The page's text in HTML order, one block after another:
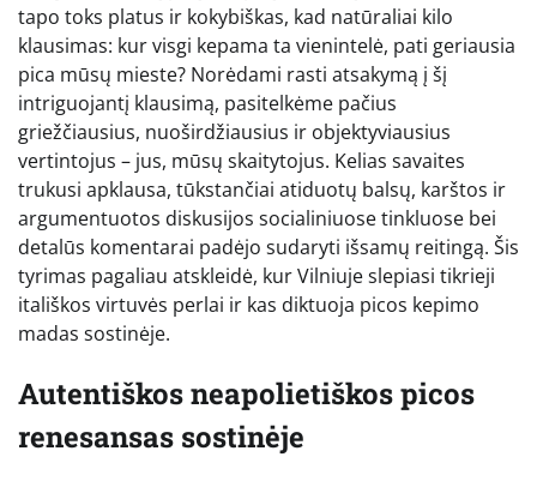
tapo toks platus ir kokybiškas, kad natūraliai kilo
klausimas: kur visgi kepama ta vienintelė, pati geriausia
pica mūsų mieste? Norėdami rasti atsakymą į šį
intriguojantį klausimą, pasitelkėme pačius
griežčiausius, nuoširdžiausius ir objektyviausius
vertintojus – jus, mūsų skaitytojus. Kelias savaites
trukusi apklausa, tūkstančiai atiduotų balsų, karštos ir
argumentuotos diskusijos socialiniuose tinkluose bei
detalūs komentarai padėjo sudaryti išsamų reitingą. Šis
tyrimas pagaliau atskleidė, kur Vilniuje slepiasi tikrieji
itališkos virtuvės perlai ir kas diktuoja picos kepimo
madas sostinėje.
Autentiškos neapolietiškos picos
renesansas sostinėje